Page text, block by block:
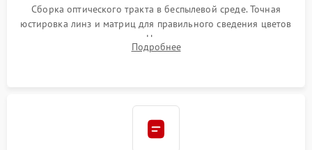
Сборка оптического тракта в беспылевой среде. Точная
юстировка линз и матриц для правильного сведения цветов
и устранения размытия. Надежное подключение всех
шлейфов, установка датчиков и закрытие корпуса
Подробнее